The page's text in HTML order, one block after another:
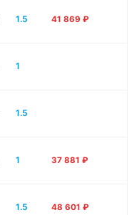
1.5 41 869 ₽
1
1.5
1 37 881 ₽
1.5 48 601 ₽